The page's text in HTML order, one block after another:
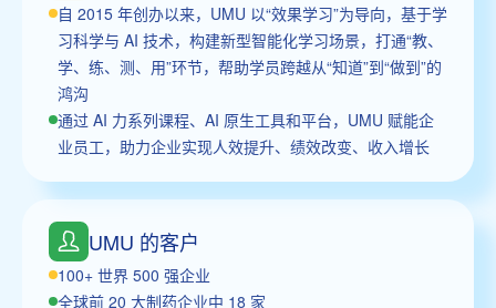
自 2015 年创办以来，UMU 以“效果学习”为导向，基于学
习科学与 AI 技术，构建新型智能化学习场景，打通“教、
学、练、测、用”环节，帮助学员跨越从“知道”到“做到”的
鸿沟
通过 AI 力系列课程、AI 原生工具和平台，UMU 赋能企
业员工，助力企业实现人效提升、绩效改变、收入增长
UMU 的客户
100+ 世界 500 强企业
全球前 20 大制药企业中 18 家